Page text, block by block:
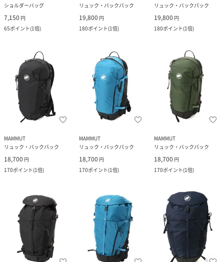
ショルダーバッグ
7,150 円
65ポイント(1倍)
リュック・バックパック
19,800 円
180ポイント(1倍)
リュック・バックパック
19,800 円
180ポイント(1倍)
MAMMUT
リュック・バックパック
18,700 円
170ポイント(1倍)
MAMMUT
リュック・バックパック
18,700 円
170ポイント(1倍)
MAMMUT
リュック・バックパック
18,700 円
170ポイント(1倍)